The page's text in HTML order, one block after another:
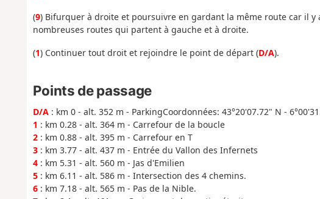
(9) Bifurquer à droite et poursuivre en gardant la même route car il
nombreuses routes qui partent à gauche et à droite.
(1) Continuer tout droit et rejoindre le point de départ (D/A).
Points de passage
D/A: km 0 - alt. 352 m - ParkingCoordonnées: 43°20'07.72" N -
1 : km 0.28 - alt. 364 m - Carrefour de la boucle
2: km 0.88 - alt. 395 m - Carrefour en T
3: km 3.77 - alt. 437 m - Entrée du Vallon des Infernets
4: km 5.31 - alt. 560 m - Jas d'Emilien
5: km 6.11 - alt. 586 m - Intersection des 4 chemins.
6: km 7.18 - alt. 565 m - Pas de la Nible.